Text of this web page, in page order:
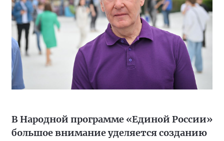
В Народной программе «Единой России»
большое внимание уделяется созданию